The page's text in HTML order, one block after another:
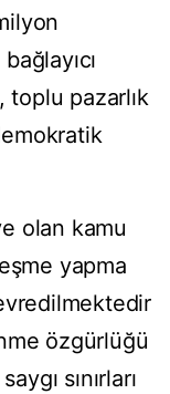
toplu pazarlık
olan kamu
yapma
özgürlüğü
sınırları